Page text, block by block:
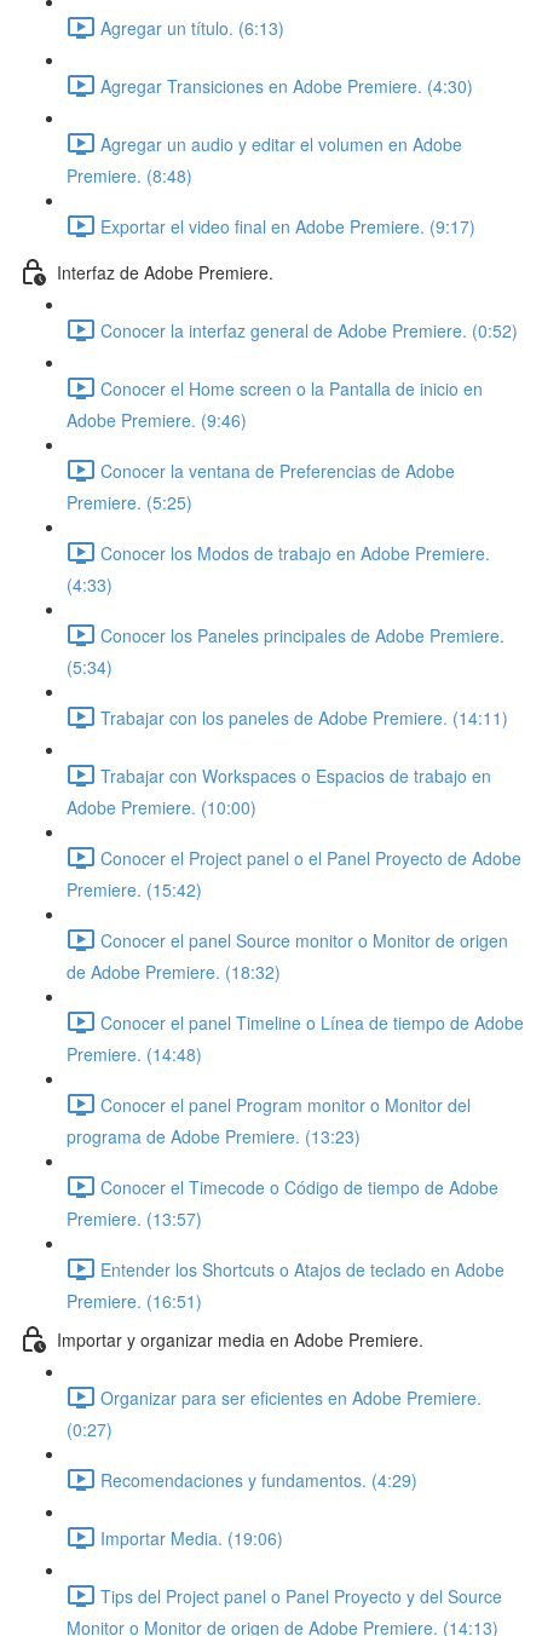
Agregar un título. (6:13)
Agregar Transiciones en Adobe Premiere. (4:30)
Agregar un audio y editar el volumen en Adobe
Premiere. (8:48)
Exportar el video final en Adobe Premiere. (9:17)
Interfaz de Adobe Premiere.
Conocer la interfaz general de Adobe Premiere. (0:52)
Conocer el Home screen o la Pantalla de inicio en
Adobe Premiere. (9:46)
Conocer la ventana de Preferencias de Adobe
Premiere. (5:25)
Conocer los Modos de trabajo en Adobe Premiere.
(4:33)
Conocer los Paneles principales de Adobe Premiere.
(5:34)
Trabajar con los paneles de Adobe Premiere. (14:11)
Trabajar con Workspaces o Espacios de trabajo en
Adobe Premiere. (10:00)
Conocer el Project panel o el Panel Proyecto de Adobe
Premiere. (15:42)
Conocer el panel Source monitor o Monitor de origen
de Adobe Premiere. (18:32)
Conocer el panel Timeline o Línea de tiempo de Adobe
Premiere. (14:48)
Conocer el panel Program monitor o Monitor del
programa de Adobe Premiere. (13:23)
Conocer el Timecode o Código de tiempo de Adobe
Premiere. (13:57)
Entender los Shortcuts o Atajos de teclado en Adobe
Premiere. (16:51)
Importar y organizar media en Adobe Premiere.
Organizar para ser eficientes en Adobe Premiere.
(0:27)
Recomendaciones y fundamentos. (4:29)
Importar Media. (19:06)
Tips del Project panel o Panel Proyecto y del Source
Monitor o Monitor de origen de Adobe Premiere. (14:13)